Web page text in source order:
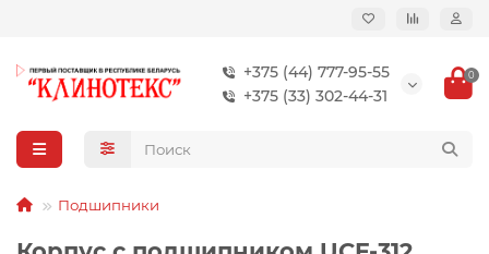
+375 (44) 777-95-55
+375 (33) 302-44-31
0
Подшипники